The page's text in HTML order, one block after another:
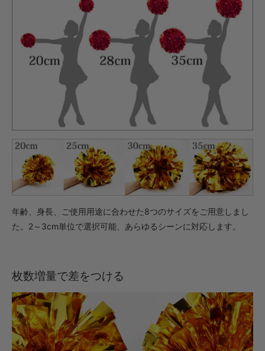
年齢、身長、ご使用用途に合わせた8つのサイズをご用意しまし
た。2～3cm単位で選択可能、あらゆるシーンに対応します。
枚数増量で差をつける